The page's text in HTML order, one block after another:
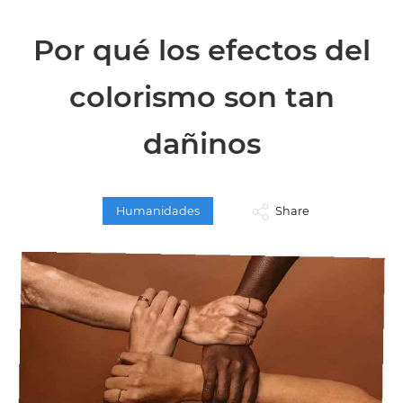
Por qué los efectos del
colorismo son tan
dañinos
Humanidades Share